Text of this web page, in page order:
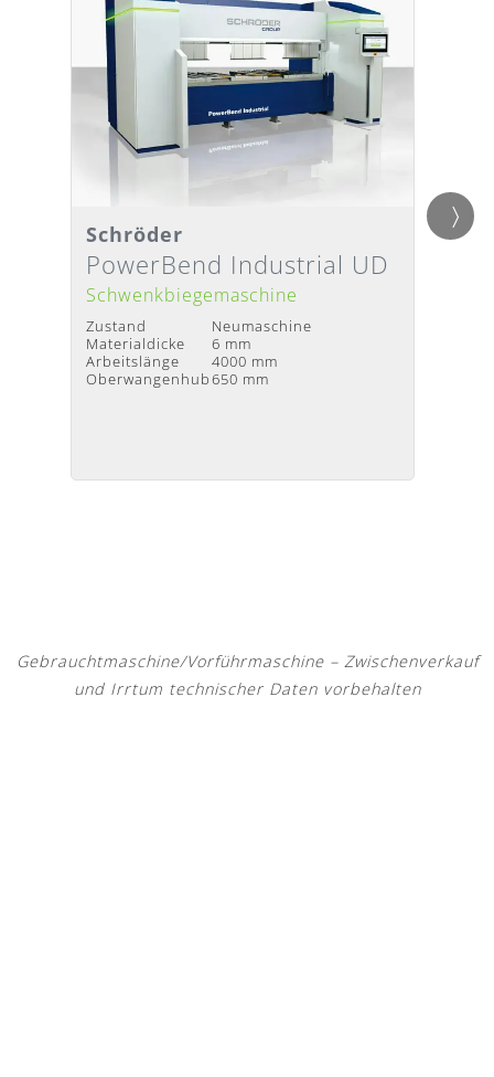
Detailansicht
Lieferzeit: Nach Absprache
Schröder
PowerBend Industrial UD
Schwenkbiegemaschine
Zustand
Neumaschine
Materialdicke
6 mm
Arbeitslänge
4000 mm
Oberwangenhub650 mm
Gebrauchtmaschine/Vorführmaschine – Zwischenverkauf
und Irrtum technischer Daten vorbehalten